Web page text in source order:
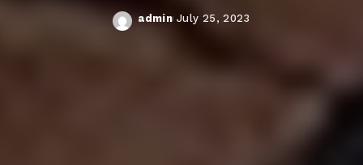
Posted
admin July 25, 2023